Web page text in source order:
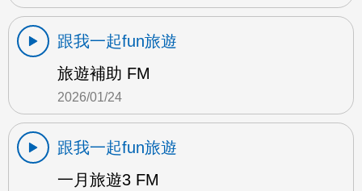
跟我一起fun旅遊
旅遊補助 FM
2026/01/24
跟我一起fun旅遊
一月旅遊3 FM